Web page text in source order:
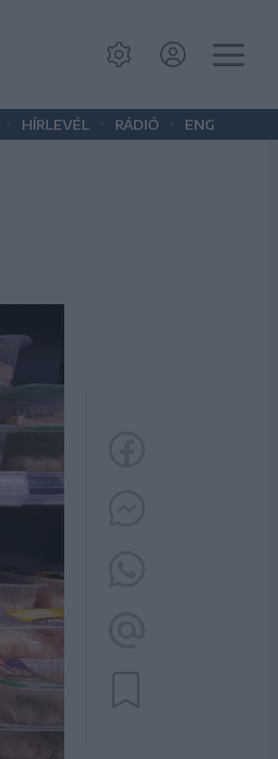
HÍRLEVÉL RÁDIÓ ENG